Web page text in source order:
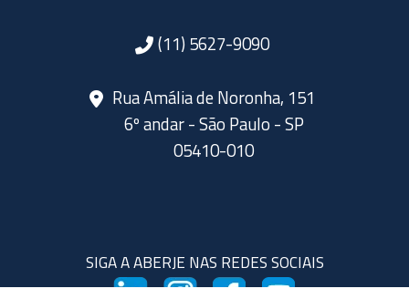
(11) 5627-9090
Rua Amália de Noronha, 151
6º andar - São Paulo - SP
05410-010
SIGA A ABERJE NAS REDES SOCIAIS